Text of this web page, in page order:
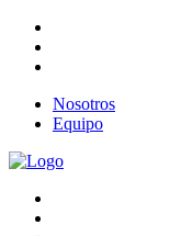
Nosotros
Equipo